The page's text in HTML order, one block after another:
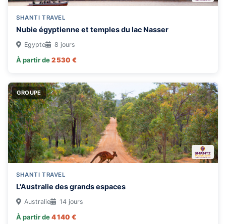
SHANTI TRAVEL
Nubie égyptienne et temples du lac Nasser
Egypte 8 jours
À partir de2 530 €
GROUPE
SHANTI TRAVEL
L'Australie des grands espaces
Australie 14 jours
À partir de4 140 €